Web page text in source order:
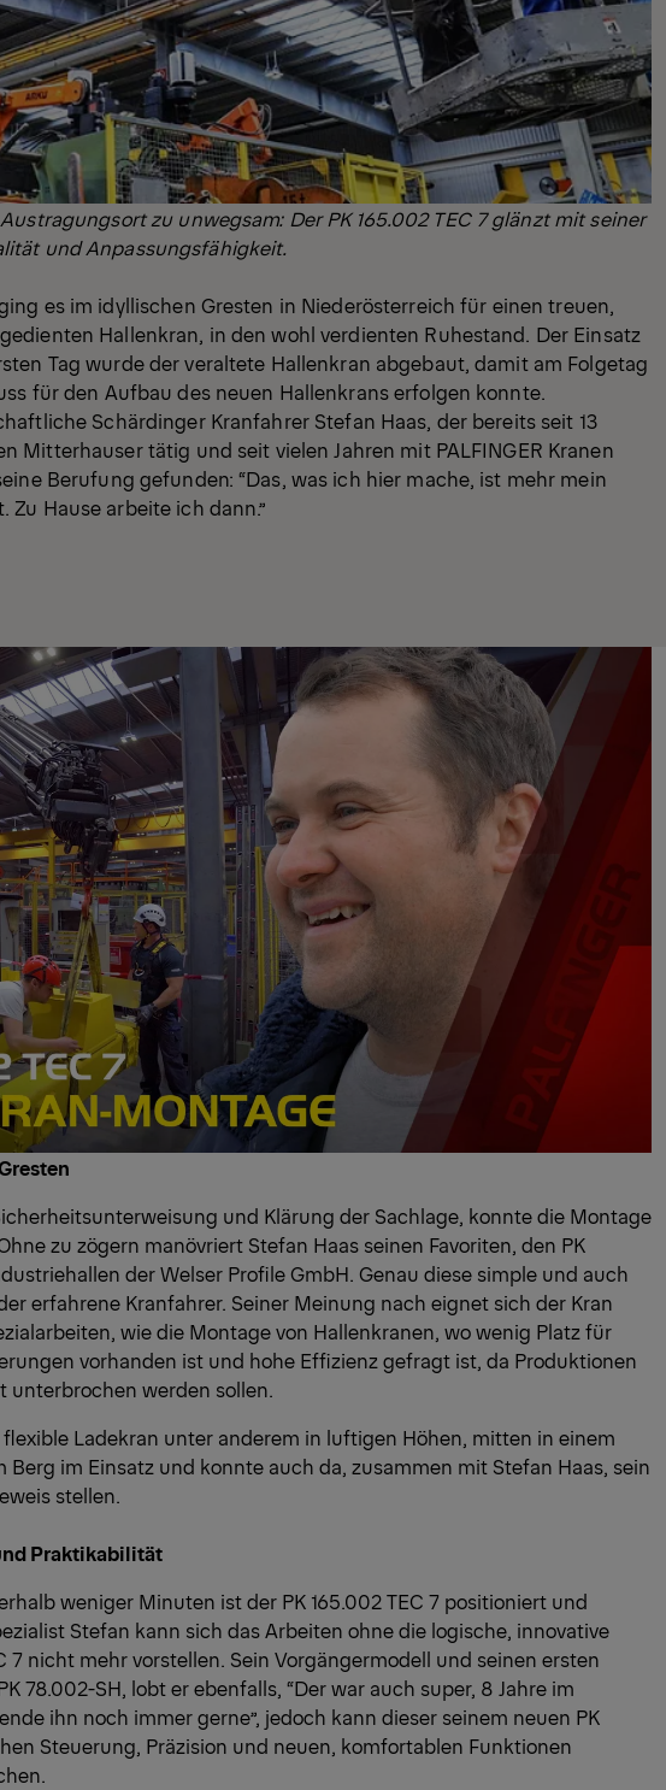
zu unwegsam: Der PK 165.002 TEC 7 glänzt mit seiner
und Anpassungsfähigkeit.
es im idyllischen Gresten in Niederösterreich für einen treuen,
Hallenkran, in den wohl verdienten Ruhestand. Der Einsatz
Tag wurde der veraltete Hallenkran abgebaut, damit am Folgetag
für den Aufbau des neuen Hallenkrans erfolgen konnte.
Schärdinger Kranfahrer Stefan Haas, der bereits seit 13
Mitterhauser tätig und seit vielen Jahren mit PALFINGER Kranen
Berufung gefunden: “Das, was ich hier mache, ist mehr mein
Zu Hause arbeite ich dann.”
und Klärung der Sachlage, konnte die Montage
zu zögern manövriert Stefan Haas seinen Favoriten, den PK
der Welser Profile GmbH. Genau diese simple und auch
erfahrene Kranfahrer. Seiner Meinung nach eignet sich der Kran
wie die Montage von Hallenkranen, wo wenig Platz für
vorhanden ist und hohe Effizienz gefragt ist, da Produktionen
unterbrochen werden sollen.
Ladekran unter anderem in luftigen Höhen, mitten in einem
im Einsatz und konnte auch da, zusammen mit Stefan Haas, sein
stellen.
Praktikabilität
weniger Minuten ist der PK 165.002 TEC 7 positioniert und
Stefan kann sich das Arbeiten ohne die logische, innovative
7 nicht mehr vorstellen. Sein Vorgängermodell und seinen ersten
78.002-SH, lobt er ebenfalls, “Der war auch super, 8 Jahre im
ihn noch immer gerne”, jedoch kann dieser seinem neuen PK
Steuerung, Präzision und neuen, komfortablen Funktionen